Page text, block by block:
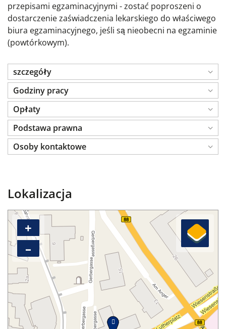
przepisami egzaminacyjnymi - zostać poproszeni o
dostarczenie zaświadczenia lekarskiego do właściwego
biura egzaminacyjnego, jeśli są nieobecni na egzaminie
(powtórkowym).
szczegóły
Godziny pracy
Opłaty
Podstawa prawna
Osoby kontaktowe
Lokalizacja
+
–